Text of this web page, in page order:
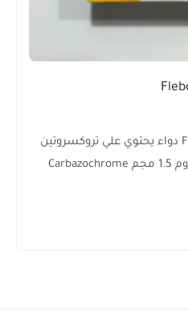
فليبوتون امبول Fleboton amp دواء يحتوي علي تروكسروتين
150 مجم Troxerutin كربازوكروم 1.5 مجم Carbazochrome